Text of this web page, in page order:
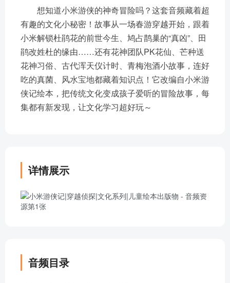
想知道小米游侠的神奇冒险吗？这套音频藏着超
有趣的文化小秘密！故事从一场春游穿越开始，跟着
小米解锁杜鹃花的前世今生、鸠占鹊巢的“真凶”、田
鹃改姓杜的缘由……还有花神团队PK花仙、芒种送
花神习俗、古代浑天仪计时、青梅泡酒小故事，连好
吃的真菌、风水宝地都藏着知识点！它改编自小米游
侠记绘本，把传统文化变成孩子爱听的冒险故事，每
集都有新发现，让文化学习超好玩～
详情展示
音频目录